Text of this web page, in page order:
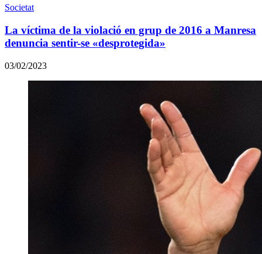
Societat
La víctima de la violació en grup de 2016 a Manresa
denuncia sentir-se «desprotegida»
03/02/2023